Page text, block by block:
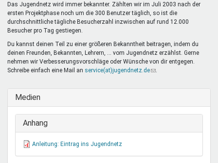
Das Jugendnetz wird immer bekannter. Zählten wir im Juli 2003 nach der
ersten Projektphase noch um die 300 Benutzer täglich, so ist die
durchschnittliche tägliche Besucherzahl inzwischen auf rund 12.000
Besucher pro Tag gestiegen.
Du kannst deinen Teil zu einer größeren Bekanntheit beitragen, indem du
deinen Freunden, Bekannten, Lehrern, ... vom Jugendnetz erzählst. Gerne
nehmen wir Verbesserungsvorschläge oder Wünsche von dir entgegen.
Schreibe einfach eine Mail an service(at)jugendnetz.de(Link
E-
Medien
Anhang
Anleitung: Eintrag ins Jugendnetz